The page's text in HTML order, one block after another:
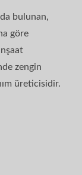
bulunan,
göre
zengin
üreticisidir.